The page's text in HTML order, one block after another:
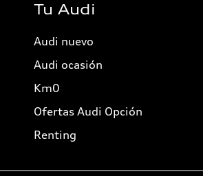
Tu Audi
Audi nuevo
Audi ocasión
Km0
Ofertas Audi Opción
Renting